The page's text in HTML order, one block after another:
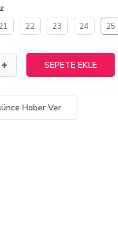
22 23 24 25
SEPETE EKLE
Haber Ver